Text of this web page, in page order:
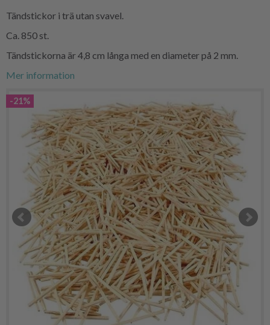
Tändstickor i trä utan svavel.
Ca. 850 st.
Tändstickorna är 4,8 cm långa med en diameter på 2 mm.
Mer information
-21%